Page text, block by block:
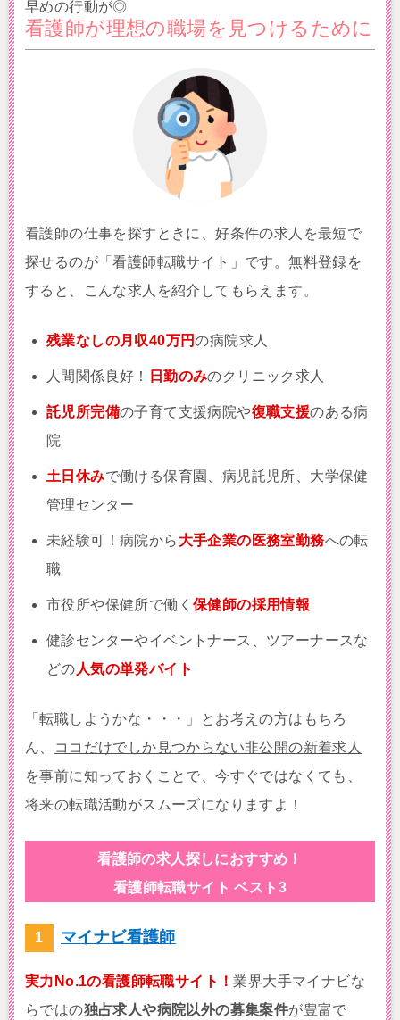
早めの行動が◎
看護師が理想の職場を見つけるために
看護師の仕事を探すときに、好条件の求人を最短で
探せるのが「看護師転職サイト」です。無料登録を
すると、こんな求人を紹介してもらえます。
残業なしの月収40万円の病院求人
人間関係良好！ 日勤のみのクリニック求人
託児所完備の子育て支援病院や復職支援のある病
院
土日休みで働ける保育園、病児託児所、大学保健
管理センター
未経験可！病院から 大手企業の医務室勤務への転
職
市役所や保健所で働く 保健師の採用情報
健診センターやイベントナース、ツアーナースな
どの 人気の単発バイト
「転職しようかな・・・」とお考えの方はもちろ
ん、
ココだけでしか見つからない非公開の新着求人
を事前に知っておくことで、今すぐではなくても、
将来の転職活動がスムーズになりますよ！
看護師の求人探しにおすすめ！
看護師転職サイト ベスト3
マイナビ看護師
実力No.1の看護師転職サイト！業界大手マイナビな
らではの独占求人や病院以外の募集案件が豊富で